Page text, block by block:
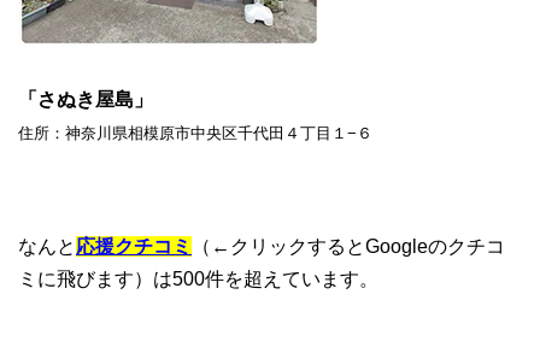
「さぬき屋島」
住所：神奈川県相模原市中央区千代田４丁目１−６
なんと 応援クチコミ
（←クリックするとGoogleのクチコ
ミに飛びます）は500件を超えています。